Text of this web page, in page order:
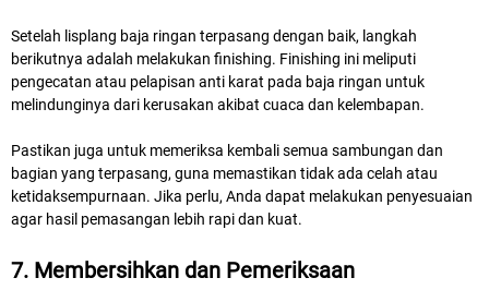
Setelah lisplang baja ringan terpasang dengan baik, langkah
berikutnya adalah melakukan finishing. Finishing ini meliputi
pengecatan atau pelapisan anti karat pada baja ringan untuk
melindunginya dari kerusakan akibat cuaca dan kelembapan.
Pastikan juga untuk memeriksa kembali semua sambungan dan
bagian yang terpasang, guna memastikan tidak ada celah atau
ketidaksempurnaan. Jika perlu, Anda dapat melakukan penyesuaian
agar hasil pemasangan lebih rapi dan kuat.
7. Membersihkan dan Pemeriksaan